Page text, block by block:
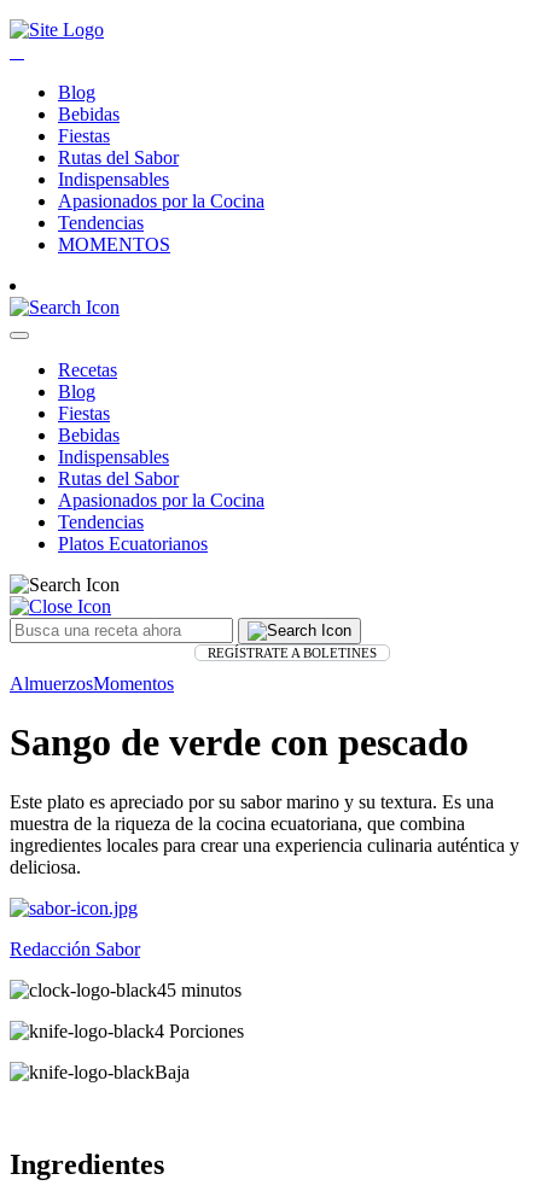
Blog
Bebidas
Fiestas
Rutas del Sabor
Indispensables
Apasionados por la Cocina
Tendencias
MOMENTOS
Recetas
Blog
Fiestas
Bebidas
Indispensables
Rutas del Sabor
Apasionados por la Cocina
Tendencias
Platos Ecuatorianos
REGÍSTRATE A BOLETINES
AlmuerzosMomentos
Sango de verde con pescado
Este plato es apreciado por su sabor marino y su textura. Es una
muestra de la riqueza de la cocina ecuatoriana, que combina
ingredientes locales para crear una experiencia culinaria auténtica y
deliciosa.
Redacción Sabor
45 minutos
4 Porciones
Baja
Ingredientes